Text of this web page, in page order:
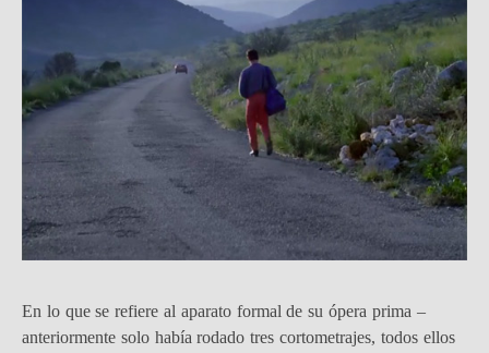
En lo que se refiere al aparato formal de su ópera prima –
anteriormente solo había rodado tres cortometrajes, todos ellos